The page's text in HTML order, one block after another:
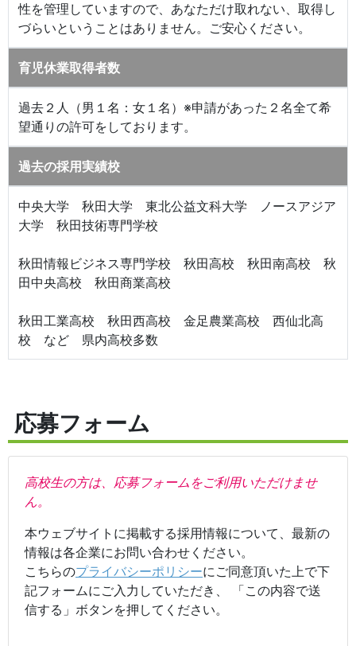
性を管理していますので、あなただけ取れない、取得し
づらいということはありません。ご安心ください。
育児休業取得者数
過去２人（男１名：女１名）※申請があった２名全て希
望通りの許可をしております。
過去の採用実績校
中央大学 秋田大学 東北公益文科大学 ノースアジア
大学 秋田技術専門学校
秋田情報ビジネス専門学校 秋田高校 秋田南高校 秋
田中央高校 秋田商業高校
秋田工業高校 秋田西高校 金足農業高校 西仙北高
校 など 県内高校多数
応募フォーム
高校生の方は、応募フォームをご利用いただけませ
ん。
本ウェブサイトに掲載する採用情報について、最新の
情報は各企業にお問い合わせください。
こちらのプライバシーポリシーにご同意頂いた上で下
記フォームにご入力していただき、 「この内容で送
信する」ボタンを押してください。